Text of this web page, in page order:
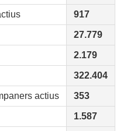
917
27.779
2.179
322.404
actius 353
1.587